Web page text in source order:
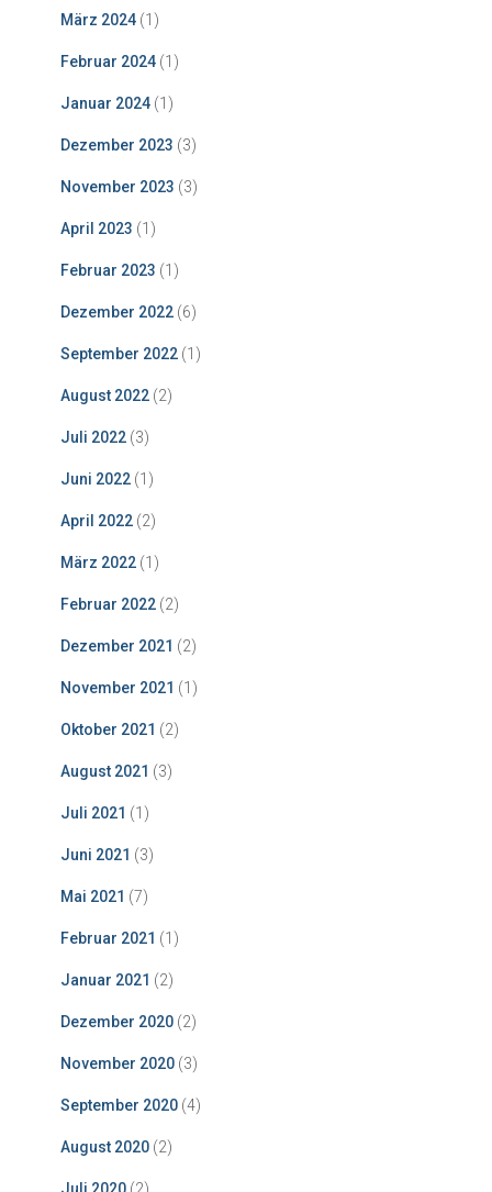
März 2024 (1)
Februar 2024 (1)
Januar 2024 (1)
Dezember 2023 (3)
November 2023 (3)
April 2023 (1)
Februar 2023 (1)
Dezember 2022 (6)
September 2022 (1)
August 2022 (2)
Juli 2022 (3)
Juni 2022 (1)
April 2022 (2)
März 2022 (1)
Februar 2022 (2)
Dezember 2021 (2)
November 2021 (1)
Oktober 2021 (2)
August 2021 (3)
Juli 2021 (1)
Juni 2021 (3)
Mai 2021 (7)
Februar 2021 (1)
Januar 2021 (2)
Dezember 2020 (2)
November 2020 (3)
September 2020 (4)
August 2020 (2)